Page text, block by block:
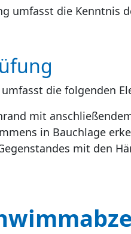
umfasst die Kenntnis
die folgenden
mit
in Bauchlage
mit den